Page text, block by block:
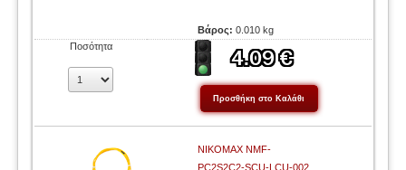
Βάρος:0.010 kg
Ποσότητα
NIKOMAX NMF-
PC2S2C2-SCU-LCU-002